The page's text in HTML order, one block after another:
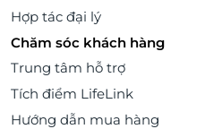
Hợp tác đại lý
Chăm sóc khách hàng
Trung tâm hỗ trợ
Tích điểm LifeLink
Hướng dẫn mua hàng